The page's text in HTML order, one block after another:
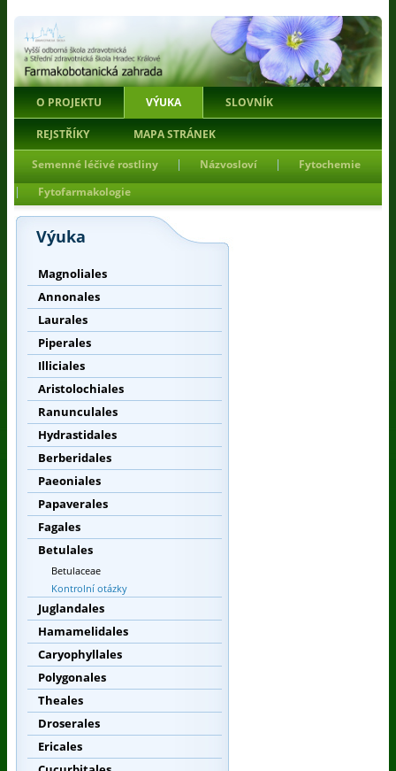
O PROJEKTU VÝUKA SLOVNÍK
REJSTŘÍKY
MAPA STRÁNEK
Semenné léčivé rostliny
| Názvosloví | Fytochemie
| Fytofarmakologie
Výuka
Magnoliales
Annonales
Laurales
Piperales
Illiciales
Aristolochiales
Ranunculales
Hydrastidales
Berberidales
Paeoniales
Papaverales
Fagales
Betulales
Betulaceae
Kontrolní otázky
Juglandales
Hamamelidales
Caryophyllales
Polygonales
Theales
Droserales
Ericales